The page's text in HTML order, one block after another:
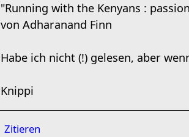
"Running with the Kenyans :
von Adharanand Finn
Habe ich nicht (!) gelesen, aber
Knippi
Zitieren